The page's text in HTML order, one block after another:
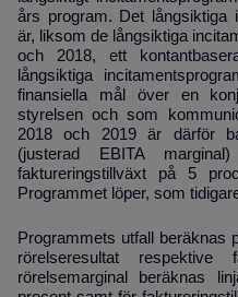
års program. Det långsiktiga
är, liksom de långsiktiga
och 2018, ett
långsiktiga
finansiella mål över en
styrelsen och som
2018 och 2019 är därför
(justerad EBITA
faktureringstillväxt på 5
Programmet löper, som
Programmets utfall beräknas
rörelseresultat respektive
rörelsemarginal beräknas